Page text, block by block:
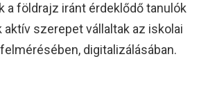
a földrajz iránt érdeklődő tanulók
szerepet vállaltak az iskolai
digitalizálásában.